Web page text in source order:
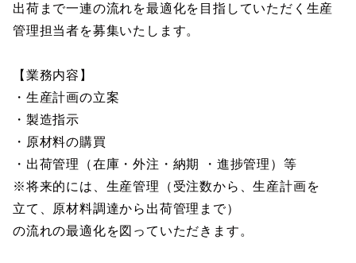
出荷まで一連の流れを最適化を目指していただく生産
管理担当者を募集いたします。
【業務内容】
・生産計画の立案
・製造指示
・原材料の購買
・出荷管理（在庫・外注・納期 ・進捗管理）等
※将来的には、生産管理（受注数から、生産計画を
立て、原材料調達から出荷管理まで）
の流れの最適化を図っていただきます。